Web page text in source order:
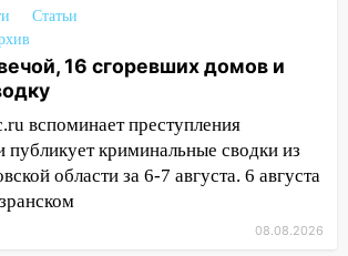
могут вернуть деньги
закрывшегося фитнес-
Fitness»
вмешательства
в селах Ульяновской
в порядок детские
Статьи
16 сгоревших домов и
вспоминает преступления
криминальные сводки из
области за 6-7 августа. 6 августа
08.08.2026